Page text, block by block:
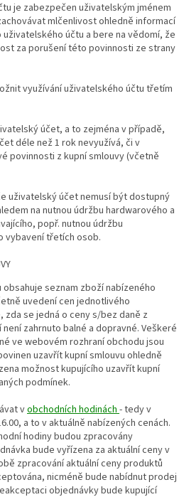
je zabezpečen uživatelským jménem
mlčenlivost ohledně informací
účtu a bere na vědomí, že
za porušení této povinnosti ze strany
využívání uživatelského účtu třetím
účet, a to zejména v případě,
déle než 1 rok nevyužívá, či v
povinnosti z kupní smlouvy (včetně
uživatelský účet nemusí být dostupný
na nutnou údržbu hardwarového a
popř. nutnou údržbu
vybavení třetích osob.
seznam zboží nabízeného
uvedení cen jednotlivého
se jedná o ceny s/bez daně z
zahrnuto balné a dopravné. Veškeré
ve webovém rozhraní obchodu jsou
uzavřít kupní smlouvu ohledně
možnost kupujícího uzavřít kupní
podmínek.
vobchodních hodinách- tedy v
a to v aktuálně nabízených cenách.
hodiny budou zpracovány
bude vyřízena za aktuální ceny v
zpracování aktuální ceny produktů
nicméně bude nabídnut prodej
objednávky bude kupující